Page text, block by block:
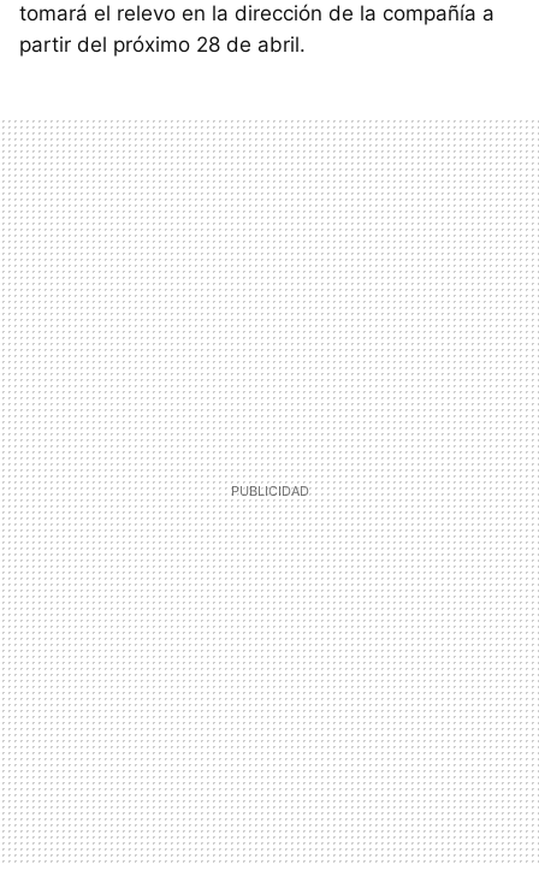
tomará el relevo en la dirección de la compañía a
partir del próximo 28 de abril.